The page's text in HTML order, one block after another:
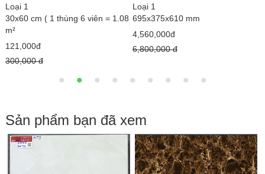
Loại 1
690 x 375 x 820 mm
3,000,000đ
4,300,000 đ
Loại 1
770 x 500 x 680 mm
5,020,000đ
7,890,000 đ
Sản phẩm bạn đã xem